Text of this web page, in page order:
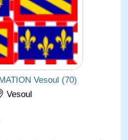
Vesoul (70)
Vesoul